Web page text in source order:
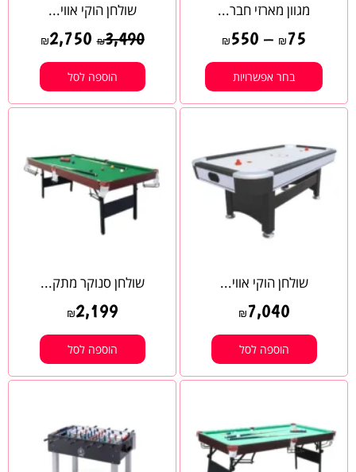
מגוון מארזי חבר...
₪ 75
–
₪ 550
בחר אפשרויות
שולחן הוקי אווי...
₪3,490
₪2,750
הוספה לסל
שולחן הוקי אווי...
₪ 7,040
הוספה לסל
שולחן סנוקר מתק...
₪2,199
הוספה לסל